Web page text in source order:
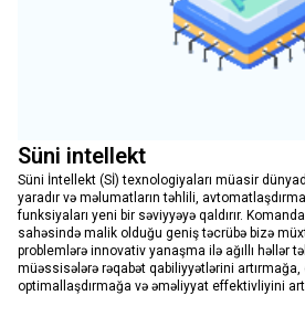
Süni intellekt
Süni İntellekt (Sİ) texnologiyaları müasir
yaradır və məlumatların təhlili,
funksiyaları yeni bir səviyyəyə qaldırır.
sahəsində malik olduğu geniş təcrübə bizə
problemlərə innovativ yanaşma ilə ağıllı həllər
müəssisələrə rəqabət qabiliyyətlərini
optimallaşdırmağa və əməliyyat effektivliyini